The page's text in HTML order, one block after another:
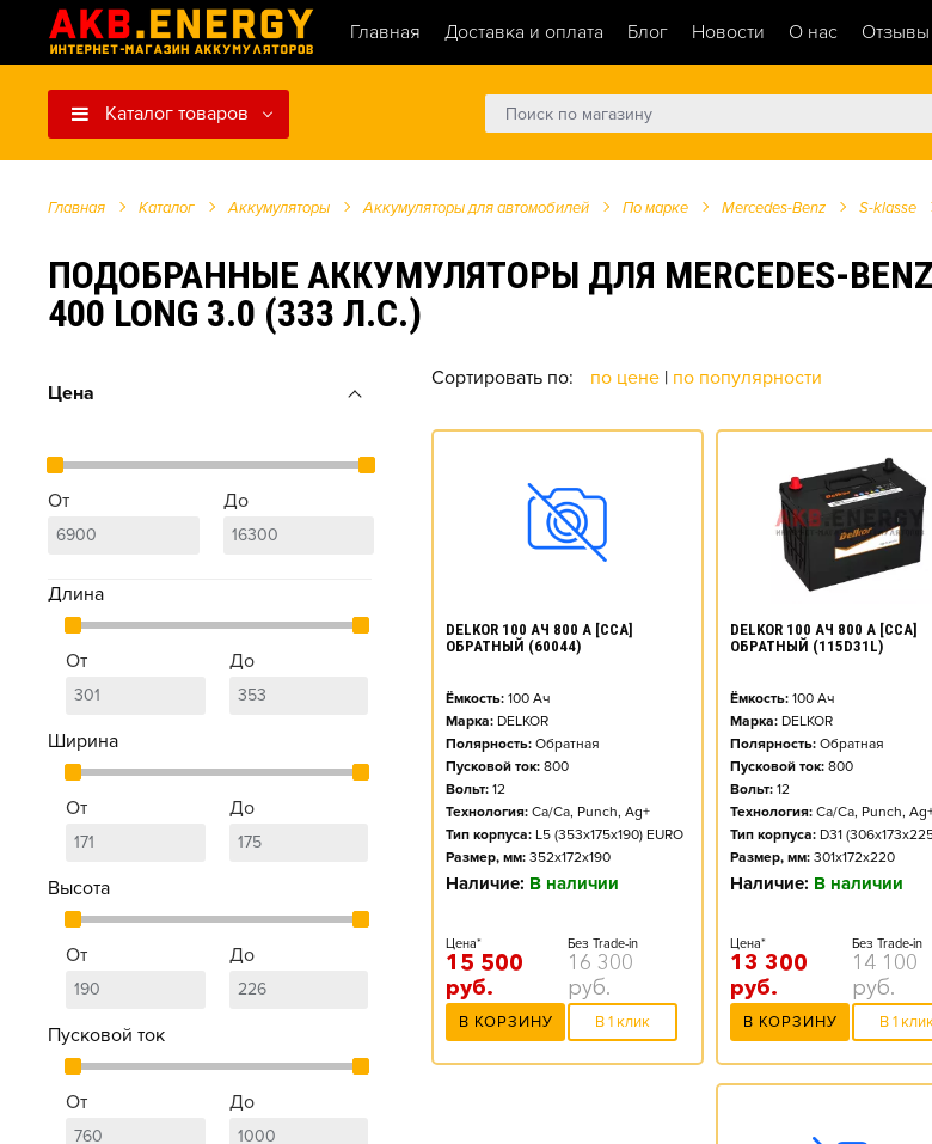
Главная Доставка и оплата Блог Новости О нас Отзывы
Каталог товаров
Главная Каталог Аккумуляторы Аккумуляторы для автомобилей По марке Mercedes-Benz S-klasse
ПОДОБРАННЫЕ АККУМУЛЯТОРЫ ДЛЯ MERCEDES-BENZ
400 LONG 3.0 (333 Л.С.)
Цена
От До
Длина
От До
Ширина
От До
Высота
От До
Пусковой ток
От До
Сортировать по: по цене | по популярности
DELKOR 100 АЧ 800 А [CCA]
ОБРАТНЫЙ (60044)
Ёмкость: 100 Ач
Марка: DELKOR
Полярность: Обратная
Пусковой ток: 800
Вольт: 12
Технология: Ca/Ca, Punch, Ag+
Тип корпуса: L5 (353x175x190) EURO
Размер, мм: 352x172x190
Наличие: В наличии
Цена*
15 500
руб.
Без Trade-in
16 300
руб.
В КОРЗИНУ В 1 клик
DELKOR 100 АЧ 800 А [CCA]
ОБРАТНЫЙ (115D31L)
Ёмкость: 100 Ач
Марка: DELKOR
Полярность: Обратная
Пусковой ток: 800
Вольт: 12
Технология: Ca/Ca, Punch,
Тип корпуса: D31
Размер, мм: 301x172x220
Наличие: В наличии
Цена*
13 300
руб.
Без Trade-in
14 100
руб.
В КОРЗИНУ В 1